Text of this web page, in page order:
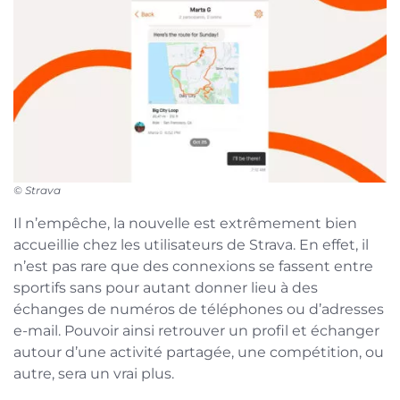
© Strava
Il n’empêche, la nouvelle est extrêmement bien
accueillie chez les utilisateurs de Strava. En effet, il
n’est pas rare que des connexions se fassent entre
sportifs sans pour autant donner lieu à des
échanges de numéros de téléphones ou d’adresses
e-mail. Pouvoir ainsi retrouver un profil et échanger
autour d’une activité partagée, une compétition, ou
autre, sera un vrai plus.